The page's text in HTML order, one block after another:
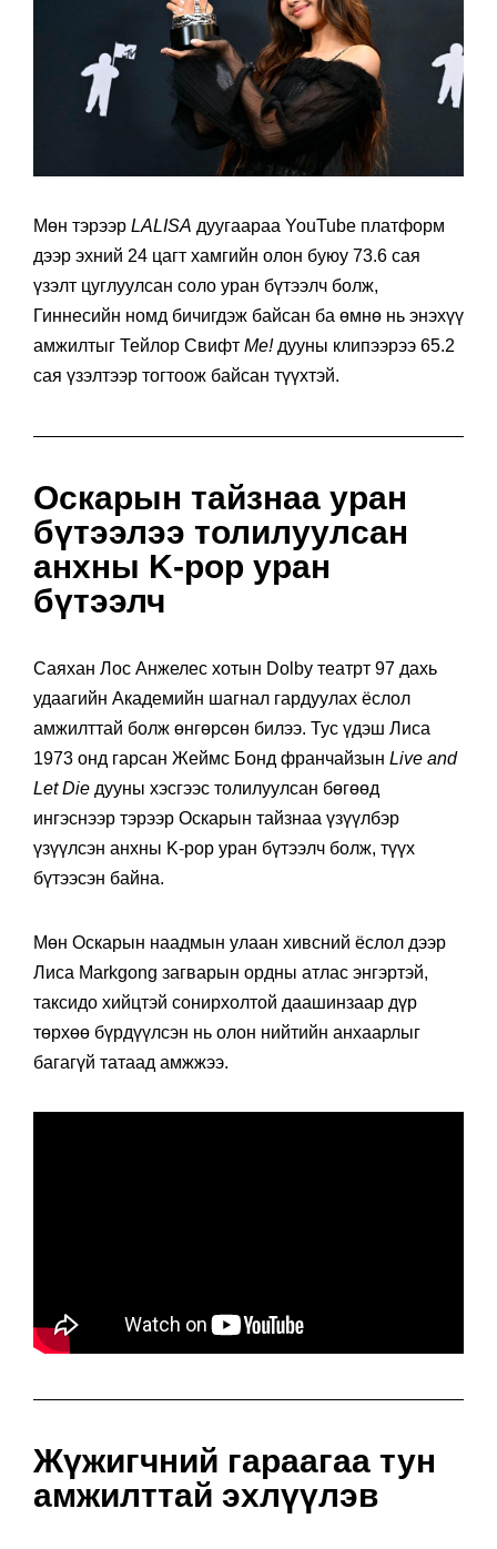
Мөн тэрээр LALISA дуугаараа YouTube платформ
дээр эхний 24 цагт хамгийн олон буюу 73.6 сая
үзэлт цуглуулсан соло уран бүтээлч болж,
Гиннесийн номд бичигдэж байсан ба өмнө нь энэхүү
амжилтыг Тейлор Свифт Me! дууны клипээрээ 65.2
сая үзэлтээр тогтоож байсан түүхтэй.
Оскарын тайзнаа уран
бүтээлээ толилуулсан
анхны K-pop уран
бүтээлч
Саяхан Лос Анжелес хотын Dolby театрт 97 дахь
удаагийн Академийн шагнал гардуулах ёслол
амжилттай болж өнгөрсөн билээ. Тус үдэш Лиса
1973 онд гарсан Жеймс Бонд франчайзын Live and
Let Die дууны хэсгээс толилуулсан бөгөөд
ингэснээр тэрээр Оскарын тайзнаа үзүүлбэр
үзүүлсэн анхны K-pop уран бүтээлч болж, түүх
бүтээсэн байна.
Мөн Оскарын наадмын улаан хивсний ёслол дээр
Лиса Markgong загварын ордны атлас энгэртэй,
таксидо хийцтэй сонирхолтой даашинзаар дүр
төрхөө бүрдүүлсэн нь олон нийтийн анхаарлыг
багагүй татаад амжжээ.
Жүжигчний гараагаа тун
амжилттай эхлүүлэв